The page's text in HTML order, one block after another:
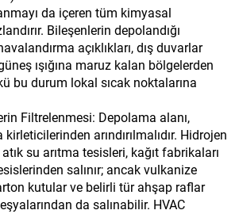
da içeren tüm kimyasal
Bileşenlerin depolandığı
açıklıkları, dış duvarlar
ışığına maruz kalan bölgelerden
bu durum lokal sıcak noktalarına
Filtrelenmesi: Depolama alanı,
arındırılmalıdır. Hidrojen
su arıtma tesisleri, kağıt fabrikaları
salınır; ancak vulkanize
kutular ve belirli tür ahşap raflar
da salınabilir. HVAC